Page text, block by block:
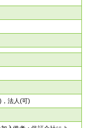
法人(可)